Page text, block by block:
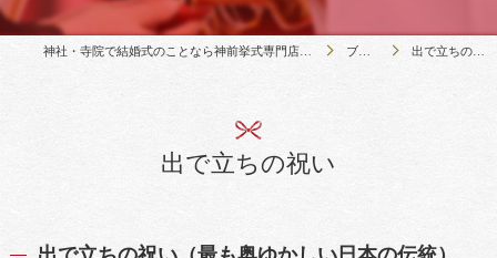
神社・寺院で結婚式のことなら神前挙式専門店三々九度 ブログ 出で立ちの祝い
出で立ちの祝い